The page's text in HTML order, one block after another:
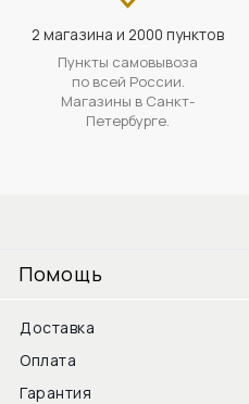
2 магазина и 2000 пунктов
Пункты самовывоза
по всей России.
Магазины в Санкт-
Петербурге.
Помощь
Доставка
Оплата
Гарантия